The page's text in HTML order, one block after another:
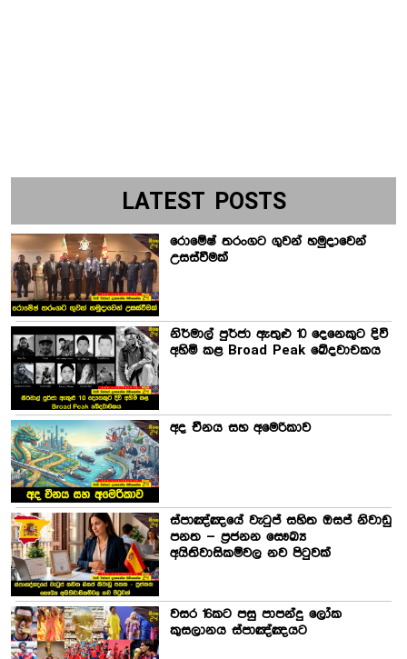
LATEST POSTS
රොමේෂ් තරංගට ගුවන් හමුදාවෙන්
උසස්වීමක්
නිර්මාල් පුර්ජා ඇතුළු 10 දෙනෙකුට දිවි
අහිමි කළ Broad Peak ඛේදවාචකය
අද චීනය සහ අමෙරිකාව
ස්පාඤ්ඤයේ වැටුප් සහිත ඔසප් නිවාඩු
පනත – ප්‍රජනන සෞඛ්‍ය
අයිතිවාසිකම්වල නව පිටුවක්
වසර 16කට පසු පාපන්දු ලෝක
කුසලානය ස්පාඤ්ඤයට